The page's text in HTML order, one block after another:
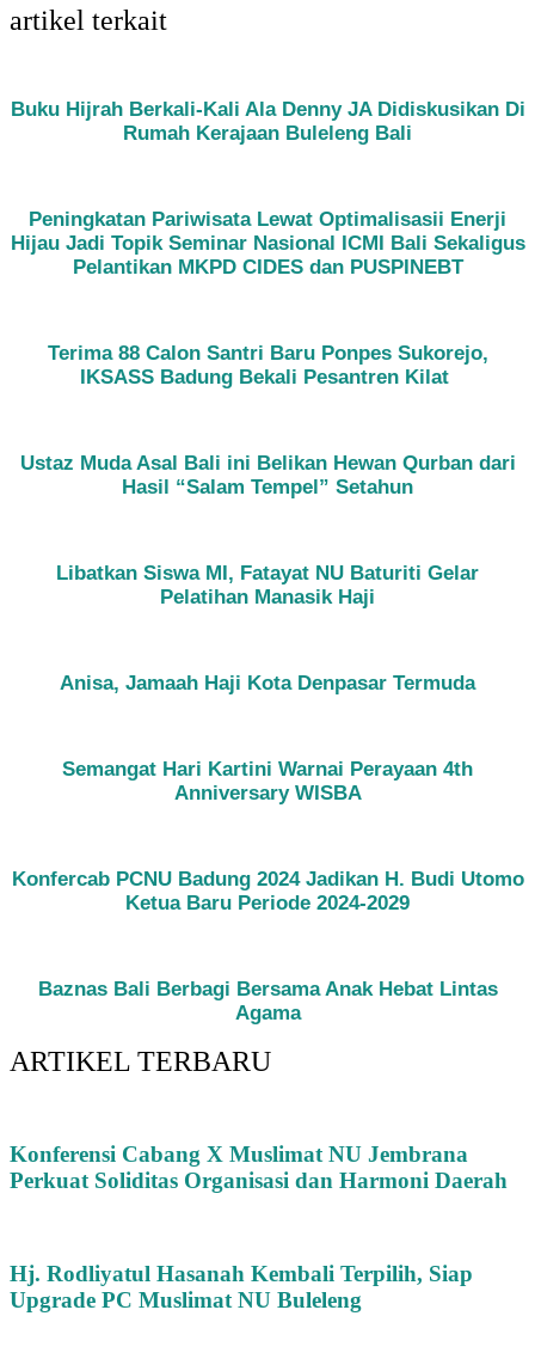
artikel terkait
Buku Hijrah Berkali-Kali Ala Denny JA Didiskusikan Di
Rumah Kerajaan Buleleng Bali
Peningkatan Pariwisata Lewat Optimalisasii Enerji
Hijau Jadi Topik Seminar Nasional ICMI Bali Sekaligus
Pelantikan MKPD CIDES dan PUSPINEBT
Terima 88 Calon Santri Baru Ponpes Sukorejo,
IKSASS Badung Bekali Pesantren Kilat
Ustaz Muda Asal Bali ini Belikan Hewan Qurban dari
Hasil “Salam Tempel” Setahun
Libatkan Siswa MI, Fatayat NU Baturiti Gelar
Pelatihan Manasik Haji
Anisa, Jamaah Haji Kota Denpasar Termuda
Semangat Hari Kartini Warnai Perayaan 4th
Anniversary WISBA
Konfercab PCNU Badung 2024 Jadikan H. Budi Utomo
Ketua Baru Periode 2024-2029
Baznas Bali Berbagi Bersama Anak Hebat Lintas
Agama
ARTIKEL TERBARU
Konferensi Cabang X Muslimat NU Jembrana
Perkuat Soliditas Organisasi dan Harmoni Daerah
Hj. Rodliyatul Hasanah Kembali Terpilih, Siap
Upgrade PC Muslimat NU Buleleng